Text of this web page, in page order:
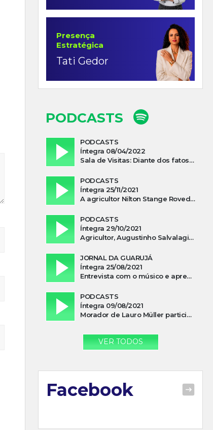
Presença
Estratégica
Tati Gedor
PODCASTS
PODCASTS
Íntegra 08/04/2022
Sala de Visitas: Diante dos fatos que influenciam a economia o que podemos esperar de 2022
PODCASTS
Íntegra 25/11/2021
A agricultor Nilton Stange Roveda, afirma ter recebido ajuda espiritual durante acidente
PODCASTS
Íntegra 29/10/2021
Agricultor, Augustinho Salvalagio, relata sobre aparição do Cavaleiro Negro no Rio das Furnas
JORNAL DA GUARUJÁ
Íntegra 25/08/2021
Entrevista com o músico e apresentador, Lismael Ferrareis, no Cidade e Campo
PODCASTS
Íntegra 09/08/2021
Morador de Lauro Müller participa de motociata em apoio a Bolsonaro
VER TODOS
Facebook